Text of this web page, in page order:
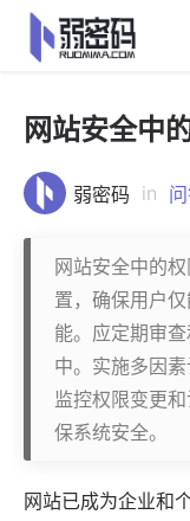
网站安全中
弱密码 in
网站安全中的
置，确保用户
能。应定期审
中。实施多因
监控权限变更
保系统安全。
网站已成为企业和